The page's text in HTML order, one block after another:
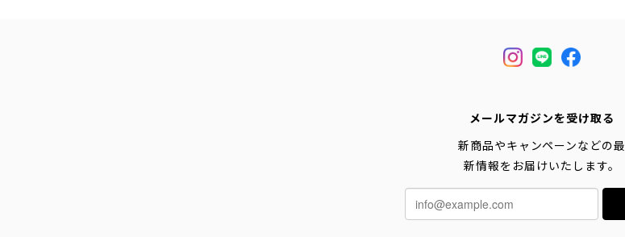
メールマガジンを受け取る
新商品やキャンペーンなどの最
新情報をお届けいたします。